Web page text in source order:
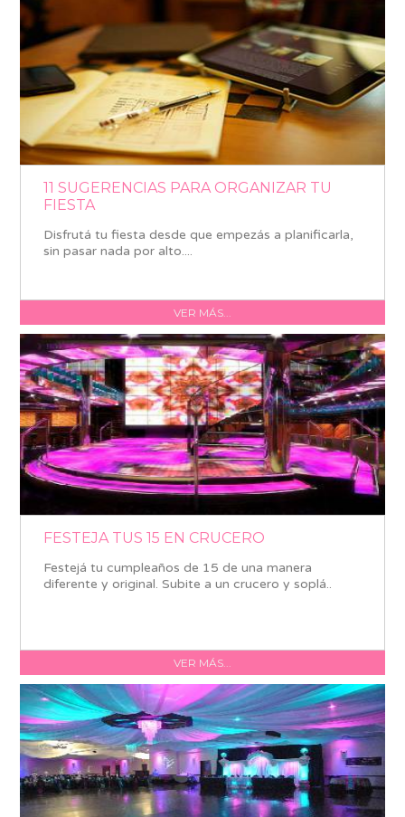
11 SUGERENCIAS PARA ORGANIZAR TU
FIESTA
Disfrutá tu fiesta desde que empezás a planificarla,
sin pasar nada por alto....
VER MÁS...
FESTEJA TUS 15 EN CRUCERO
Festejá tu cumpleaños de 15 de una manera
diferente y original. Subite a un crucero y soplá..
VER MÁS...